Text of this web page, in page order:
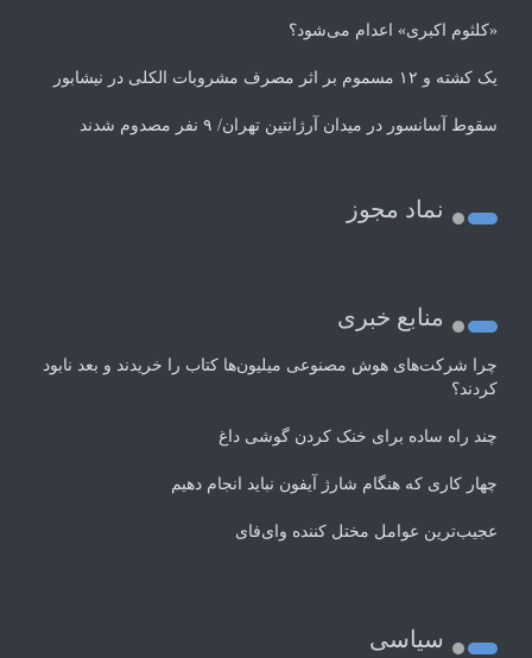
«کلثوم اکبری» اعدام می‌شود؟
یک کشته و ۱۲ مسموم بر اثر مصرف مشروبات الکلی در نیشابور
سقوط آسانسور در میدان آرژانتین تهران/ ۹ نفر مصدوم شدند
نماد مجوز
منابع خبری
چرا شرکت‌های هوش مصنوعی میلیون‌ها کتاب را خریدند و بعد نابود
کردند؟
چند راه‌ ساده برای خنک کردن گوشی داغ
چهار کاری که هنگام شارژ آیفون نباید انجام دهیم
عجیب‌ترین عوامل مختل کننده وای‌فای
سیاسی